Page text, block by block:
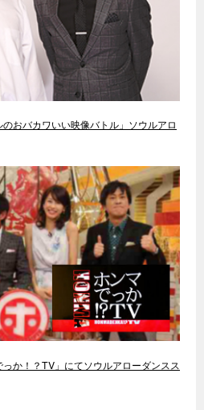
おバカワいい映像バトル」ソウルアロ
か！？TV」にてソウルアローダンスス